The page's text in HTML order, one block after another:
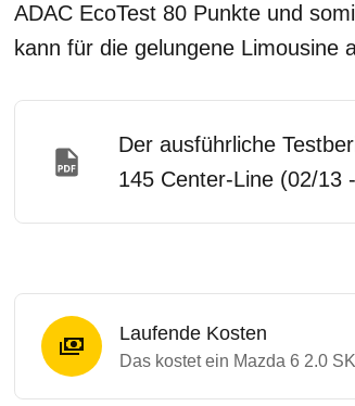
ADAC EcoTest 80 Punkte und
kann für die gelungene Limousine
Der ausführliche
145 Center-Line (02/13
Laufende Kosten
Das kostet ein Mazda 6 2.0